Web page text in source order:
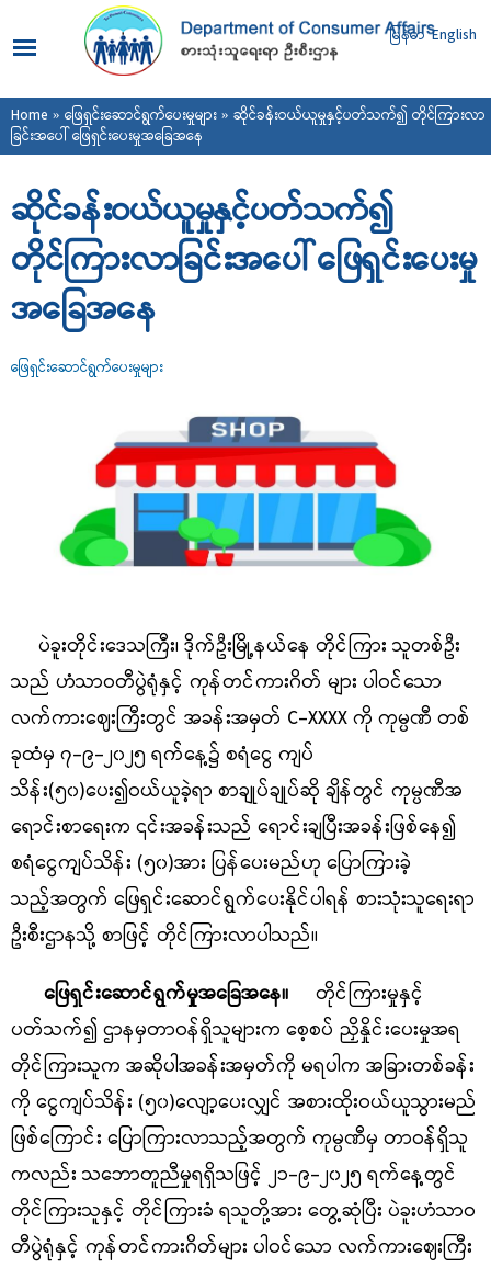
main
content
မြန်မာ English
You are here
Home » ဖြေရှင်းဆောင်ရွက်ပေးမှုများ» ဆိုင်ခန်းဝယ်ယူမှုနှင့်ပတ်သက်၍ တိုင်ကြားလာ
ခြင်းအပေါ် ဖြေရှင်းပေးမှုအခြေအနေ
ဆိုင်ခန်းဝယ်ယူမှုနှင့်ပတ်သက်၍
တိုင်ကြားလာခြင်းအပေါ် ဖြေရှင်းပေးမှု
အခြေအနေ
ဖြေရှင်းဆောင်ရွက်ပေးမှုများ
ပဲခူးတိုင်းဒေသကြီး၊ ဒိုက်ဦးမြို့နယ်နေ တိုင်ကြား သူတစ်ဦး
သည် ဟံသာဝတီပွဲရုံနှင့် ကုန်တင်ကားဂိတ် များ ပါဝင်သော
လက်ကားဈေးကြီးတွင် အခန်းအမှတ် C-XXXX ကို ကုမ္ပဏီ တစ်
ခုထံမှ ၇-၉-၂၀၂၅ ရက်နေ့၌ စရံငွေ ကျပ်
သိန်း(၅၀)ပေး၍ဝယ်ယူခဲ့ရာ စာချုပ်ချုပ်ဆို ချိန်တွင် ကုမ္ပဏီအ
ရောင်းစာရေးက ၎င်းအခန်းသည် ရောင်းချပြီးအခန်းဖြစ်နေ၍
စရံငွေကျပ်သိန်း (၅၀)အား ပြန်ပေးမည်ဟု ပြောကြားခဲ့
သည့်အတွက် ဖြေရှင်းဆောင်ရွက်ပေးနိုင်ပါရန် စားသုံးသူရေးရာ
ဦးစီးဌာနသို့ စာဖြင့် တိုင်ကြားလာပါသည်။
ဖြေရှင်းဆောင်ရွက်မှုအခြေအနေ။ တိုင်ကြားမှုနှင့်
ပတ်သက်၍ ဌာနမှတာဝန်ရှိသူများက စေ့စပ် ညှိနှိုင်းပေးမှုအရ
တိုင်ကြားသူက အဆိုပါအခန်းအမှတ်ကို မရပါက အခြားတစ်ခန်း
ကို ငွေကျပ်သိန်း (၅၀)လျော့ပေးလျှင် အစားထိုးဝယ်ယူသွားမည်
ဖြစ်ကြောင်း ပြောကြားလာသည့်အတွက် ကုမ္ပဏီမှ တာဝန်ရှိသူ
ကလည်း သဘောတူညီမှုရရှိသဖြင့် ၂၁-၉-၂၀၂၅ ရက်နေ့တွင်
တိုင်ကြားသူနှင့် တိုင်ကြားခံ ရသူတို့အား တွေ့ဆုံပြီး ပဲခူးဟံသာဝ
တီပွဲရုံနှင့် ကုန်တင်ကားဂိတ်များ ပါဝင်သော လက်ကားဈေးကြီး